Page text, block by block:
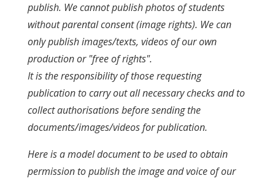
publish. We cannot publish photos of students
without parental consent (image rights). We can
only publish images/texts, videos of our own
production or "free of rights".
It is the responsibility of those requesting
publication to carry out all necessary checks and to
collect authorisations before sending the
documents/images/videos for publication.
Here is a model document to be used to obtain
permission to publish the image and voice of our